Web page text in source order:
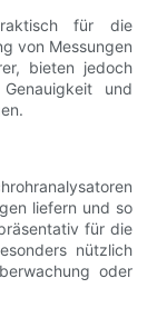
für die
von Messungen
bieten jedoch
und
liefern und so
für die
nützlich
oder